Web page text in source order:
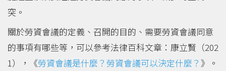
突。
關於勞資會議的定義、召開的目的、需要勞資會議同意
的事項有哪些等，可以參考法律百科文章：康立賢（202
1），《勞資會議是什麼？勞資會議可以決定什麼？ 》。